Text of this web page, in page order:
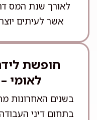
לאורך שנת המס
אשר לעיתים
חופשת
לאומי
בשנים האחרונות
בתחום דיני